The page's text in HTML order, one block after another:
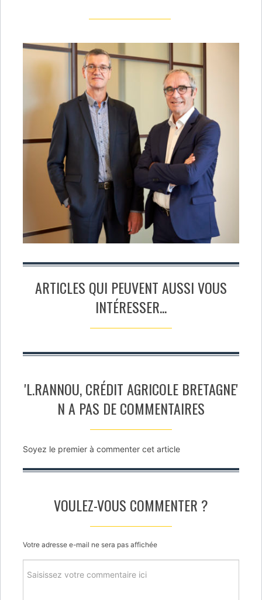
ARTICLES QUI PEUVENT AUSSI VOUS
INTÉRESSER...
'L.RANNOU, CRÉDIT AGRICOLE BRETAGNE'
N A PAS DE COMMENTAIRES
Soyez le premier à commenter cet article
VOULEZ-VOUS COMMENTER ?
Votre adresse e-mail ne sera pas affichée